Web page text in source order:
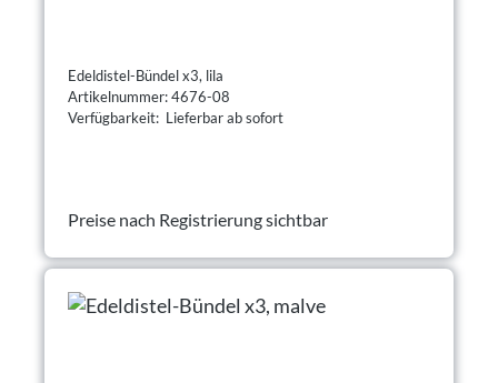
Edeldistel-Bündel x3, lila
Artikelnummer: 4676-08
Verfügbarkeit: Lieferbar ab sofort
Preise nach Registrierung sichtbar